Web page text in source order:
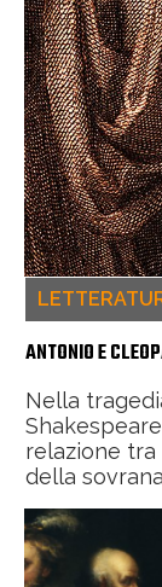
ANTONIO E
Nella
relazione tra
della